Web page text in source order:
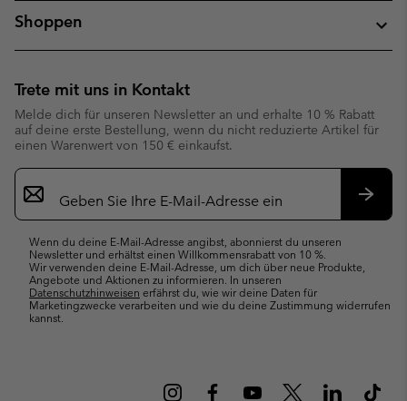
Shoppen
Trete mit uns in Kontakt
Melde dich für unseren Newsletter an und erhalte 10 % Rabatt
auf deine erste Bestellung, wenn du nicht reduzierte Artikel für
einen Warenwert von 150 € einkaufst.
Newsletter-
Anmeldung
Wenn du deine E-Mail-Adresse angibst, abonnierst du unseren
Newsletter und erhältst einen Willkommensrabatt von 10 %.
Wir verwenden deine E-Mail-Adresse, um dich über neue Produkte,
Angebote und Aktionen zu informieren. In unseren
Datenschutzhinweisen erfährst du, wie wir deine Daten für
Marketingzwecke verarbeiten und wie du deine Zustimmung widerrufen
kannst.